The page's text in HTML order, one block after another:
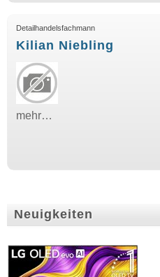
Detailhandelsfachmann
Kilian Niebling
mehr…
Neuigkeiten